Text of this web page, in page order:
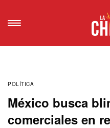
POLÍTICA
México busca
comerciales en